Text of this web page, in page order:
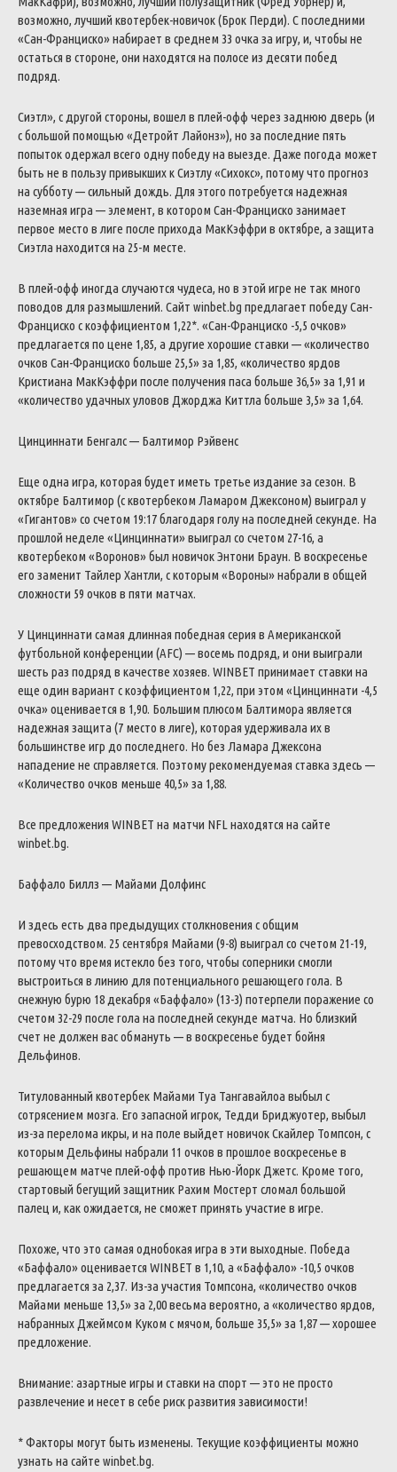
возможно, лучший квотербек-новичок (Брок Перди). С последними
«Сан-Франциско» набирает в среднем 33 очка за игру, и, чтобы не
остаться в стороне, они находятся на полосе из десяти побед
подряд.
Сиэтл», с другой стороны, вошел в плей-офф через заднюю дверь (и
с большой помощью «Детройт Лайонз»), но за последние пять
попыток одержал всего одну победу на выезде. Даже погода может
быть не в пользу привыкших к Сиэтлу «Сихокс», потому что прогноз
на субботу — сильный дождь. Для этого потребуется надежная
наземная игра — элемент, в котором Сан-Франциско занимает
первое место в лиге после прихода МакКэффри в октябре, а защита
Сиэтла находится на 25-м месте.
В плей-офф иногда случаются чудеса, но в этой игре не так много
поводов для размышлений. Сайт winbet.bg предлагает победу Сан-
Франциско с коэффициентом 1,22*. «Сан-Франциско -5,5 очков»
предлагается по цене 1,85, а другие хорошие ставки — «количество
очков Сан-Франциско больше 25,5» за 1,85, «количество ярдов
Кристиана МакКэффри после получения паса больше 36,5» за 1,91 и
«количество удачных уловов Джорджа Киттла больше 3,5» за 1,64.
Цинциннати Бенгалс — Балтимор Рэйвенс
Еще одна игра, которая будет иметь третье издание за сезон. В
октябре Балтимор (с квотербеком Ламаром Джексоном) выиграл у
«Гигантов» со счетом 19:17 благодаря голу на последней секунде. На
прошлой неделе «Цинциннати» выиграл со счетом 27-16, а
квотербеком «Воронов» был новичок Энтони Браун. В воскресенье
его заменит Тайлер Хантли, с которым «Вороны» набрали в общей
сложности 59 очков в пяти матчах.
У Цинциннати самая длинная победная серия в Американской
футбольной конференции (AFC) — восемь подряд, и они выиграли
шесть раз подряд в качестве хозяев. WINBET принимает ставки на
еще один вариант с коэффициентом 1,22, при этом «Цинциннати -4,5
очка» оценивается в 1,90. Большим плюсом Балтимора является
надежная защита (7 место в лиге), которая удерживала их в
большинстве игр до последнего. Но без Ламара Джексона
нападение не справляется. Поэтому рекомендуемая ставка здесь —
«Количество очков меньше 40,5» за 1,88.
Все предложения WINBET на матчи NFL находятся на сайте
winbet.bg.
Баффало Биллз — Майами Долфинс
И здесь есть два предыдущих столкновения с общим
превосходством. 25 сентября Майами (9-8) выиграл со счетом 21-19,
потому что время истекло без того, чтобы соперники смогли
выстроиться в линию для потенциального решающего гола. В
снежную бурю 18 декабря «Баффало» (13-3) потерпели поражение со
счетом 32-29 после гола на последней секунде матча. Но близкий
счет не должен вас обмануть — в воскресенье будет бойня
Дельфинов.
Титулованный квотербек Майами Туа Тангавайлоа выбыл с
сотрясением мозга. Его запасной игрок, Тедди Бриджуотер, выбыл
из-за перелома икры, и на поле выйдет новичок Скайлер Томпсон, с
которым Дельфины набрали 11 очков в прошлое воскресенье в
решающем матче плей-офф против Нью-Йорк Джетс. Кроме того,
стартовый бегущий защитник Рахим Мостерт сломал большой
палец и, как ожидается, не сможет принять участие в игре.
Похоже, что это самая однобокая игра в эти выходные. Победа
«Баффало» оценивается WINBET в 1,10, а «Баффало» -10,5 очков
предлагается за 2,37. Из-за участия Томпсона, «количество очков
Майами меньше 13,5» за 2,00 весьма вероятно, а «количество ярдов,
набранных Джеймсом Куком с мячом, больше 35,5» за 1,87 — хорошее
предложение.
Внимание: азартные игры и ставки на спорт — это не просто
развлечение и несет в себе риск развития зависимости!
* Факторы могут быть изменены. Текущие коэффициенты можно
узнать на сайте winbet.bg.